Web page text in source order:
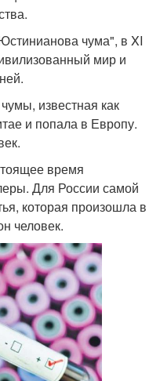
чума", в XI
мир и
известная как
и попала в Европу.
время
Для России самой
которая произошла в
человек.